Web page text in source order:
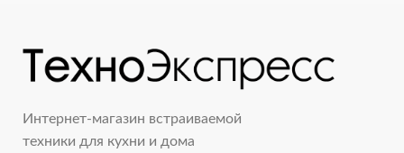
Интернет-магазин встраиваемой
техники для кухни и дома